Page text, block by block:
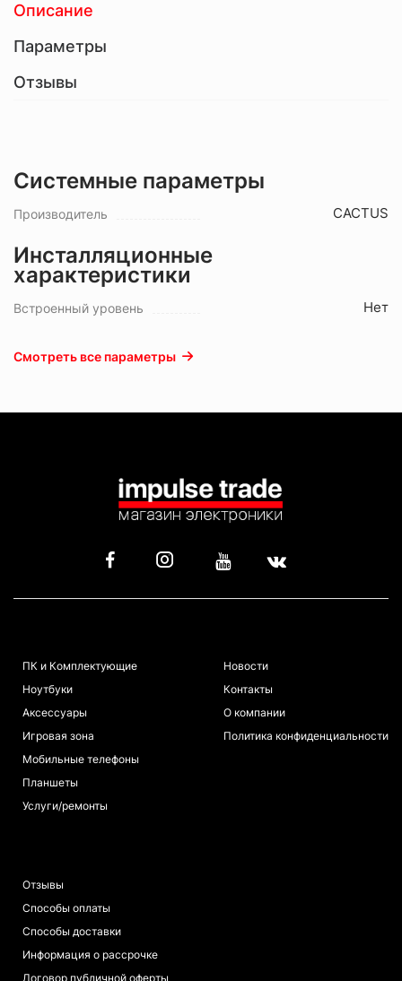
Описание
Параметры
Отзывы
Системные параметры
Производитель CACTUS
Инсталляционные
характеристики
Встроенный уровень Нет
Смотреть все параметры
ПК и Комплектующие
Ноутбуки
Аксессуары
Игровая зона
Мобильные телефоны
Планшеты
Услуги/ремонты
Новости
Контакты
О компании
Политика конфиденциальности
Отзывы
Способы оплаты
Способы доставки
Информация о рассрочке
Договор публичной оферты